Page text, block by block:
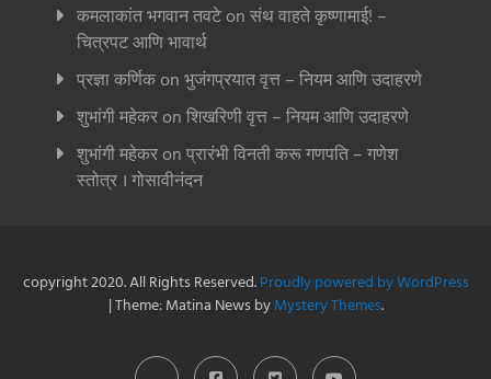
कमलाकांत भगवान तवटेon संथ वाहते कृष्णामाई! –
चित्रपट आणि भावार्थ
प्रज्ञा कर्णिकon भुजंगप्रयात वृत्त – नियम आणि उदाहरणे
शुभांगी महेकरon शिखरिणी वृत्त – नियम आणि उदाहरणे
शुभांगी महेकरon प्रारंभी विनती करू गणपति – गणेश
स्तोत्र । गोसावीनंदन
copyright 2020. All Rights Reserved.Proudly powered by WordPress
|Theme: Matina News byMystery Themes.